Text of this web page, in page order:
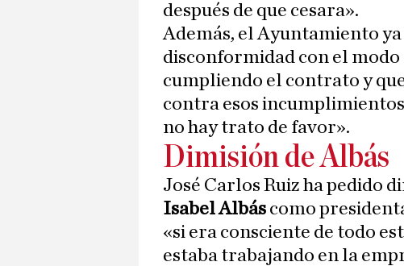
después de que cesara».
Además, el Ayuntamiento
disconformidad con el
cumpliendo el contrato y
contra esos
no hay trato de favor».
Dimisión de Albás
José Carlos Ruiz ha pedido
Isabel Albás como
«si era consciente de todo
estaba trabajando en la